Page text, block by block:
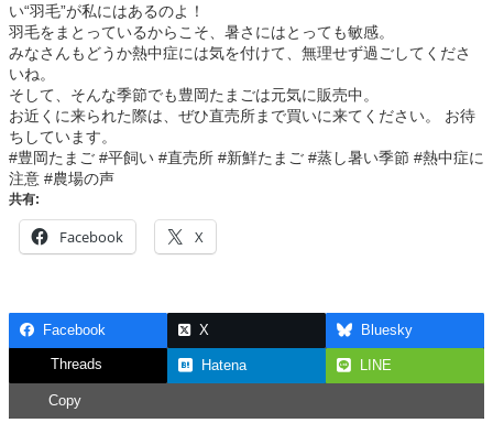
い“羽毛”が私にはあるのよ！
羽毛をまとっているからこそ、暑さにはとっても敏感。
みなさんもどうか熱中症には気を付けて、無理せず過ごしてくださ
いね。
そして、そんな季節でも豊岡たまごは元気に販売中。
お近くに来られた際は、ぜひ直売所まで買いに来てください。 お待
ちしています。
#豊岡たまご #平飼い #直売所 #新鮮たまご #蒸し暑い季節 #熱中症に
注意 #農場の声
共有:
Facebook X
Facebook X Bluesky
Threads Hatena LINE
Copy